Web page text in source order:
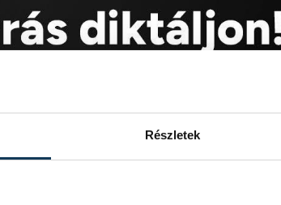
Részletek